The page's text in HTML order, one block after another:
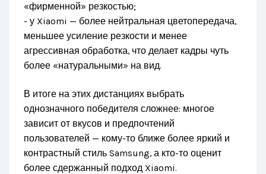
«фирменной» резкостью;
- у Xiaomi — более нейтральная цветопередача,
меньшее усиление резкости и менее
агрессивная обработка, что делает кадры чуть
более «натуральными» на вид.
В итоге на этих дистанциях выбрать
однозначного победителя сложнее: многое
зависит от вкусов и предпочтений
пользователей — кому-то ближе более яркий и
контрастный стиль Samsung, а кто-то оценит
более сдержанный подход Xiaomi.